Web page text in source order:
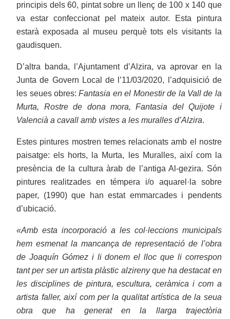
principis dels 60, pintat sobre un llenç de 100 x 140 que
va estar confeccionat pel mateix autor. Esta pintura
estarà exposada al museu perquè tots els visitants la
gaudisquen.
D’altra banda, l’Ajuntament d’Alzira, va aprovar en la
Junta de Govern Local de l’11/03/2020, l’adquisició de
les seues obres:Fantasia en el Monestir de la Vall de la
Murta, Rostre de dona mora, Fantasia del Quijote i
Valencià a cavall amb vistes a les muralles d’Alzira.
Estes pintures mostren temes relacionats amb el nostre
paisatge: els horts, la Murta, les Muralles, així com la
presència de la cultura àrab de l’antiga Al-gezira. Són
pintures realitzades en témpera i/o aquarel·la sobre
paper, (1990) que han estat emmarcades i pendents
d’ubicació.
«Amb esta incorporació a les col·leccions municipals
hem esmenat la mancança de representació de l’obra
de Joaquín Gómez i li donem el lloc que li correspon
tant per ser un artista plàstic alzireny que ha destacat en
les disciplines de pintura, escultura, ceràmica i com a
artista faller, així com per la qualitat artística de la seua
obra que ha generat en la llarga trajectòria